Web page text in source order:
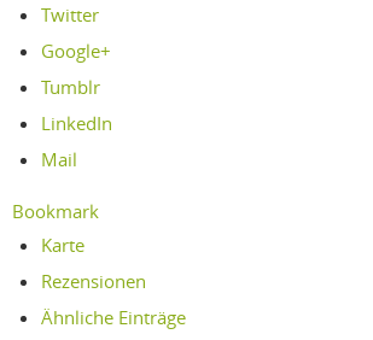
Twitter
Google+
Tumblr
LinkedIn
Mail
Bookmark
Karte
Rezensionen
Ähnliche Einträge